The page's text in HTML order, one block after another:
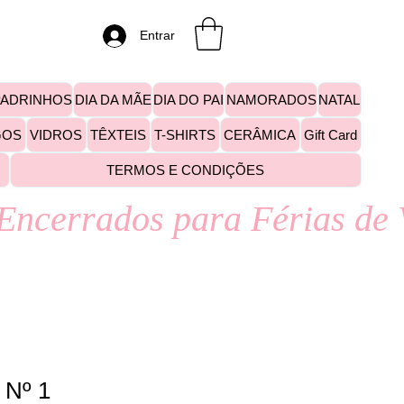
Entrar
1
DIA DA MÃE DIA DO PAI NAMORADOSNATAL
VIDROS TÊXTEIS T-SHIRTS CERÂMICA Gift Card
TERMOS E CONDIÇÕES